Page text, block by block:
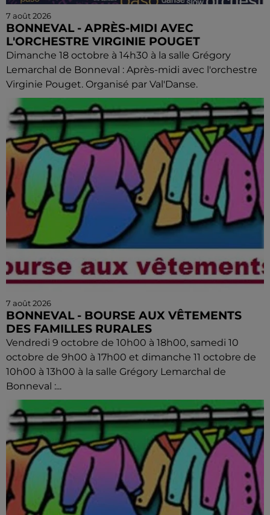
7 août 2026
BONNEVAL - APRÈS-MIDI AVEC
L'ORCHESTRE VIRGINIE POUGET
Dimanche 18 octobre à 14h30 à la salle Grégory
Lemarchal de Bonneval : Après-midi avec l'orchestre
Virginie Pouget. Organisé par Val'Danse.
7 août 2026
BONNEVAL - BOURSE AUX VÊTEMENTS
DES FAMILLES RURALES
Vendredi 9 octobre de 10h00 à 18h00, samedi 10
octobre de 9h00 à 17h00 et dimanche 11 octobre de
10h00 à 13h00 à la salle Grégory Lemarchal de
Bonneval :...